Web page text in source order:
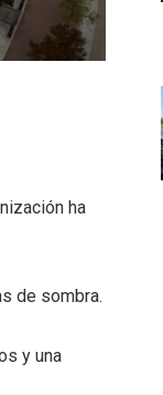
ha
de sombra.
y una